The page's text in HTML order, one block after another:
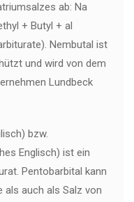
ab: Na
+ Butyl + al
Nembutal ist
und wird von dem
Lundbeck
bzw.
Englisch) ist ein
Pentobarbital kann
als auch als Salz von